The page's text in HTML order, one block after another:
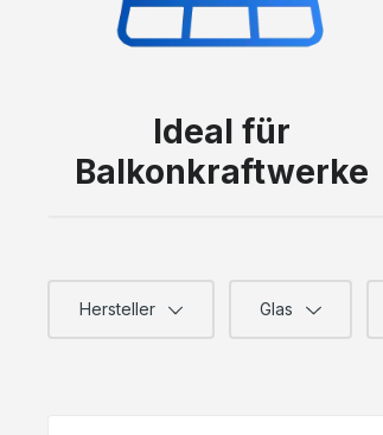
Ideal für
Balkonkraftwerke
Hersteller Glas